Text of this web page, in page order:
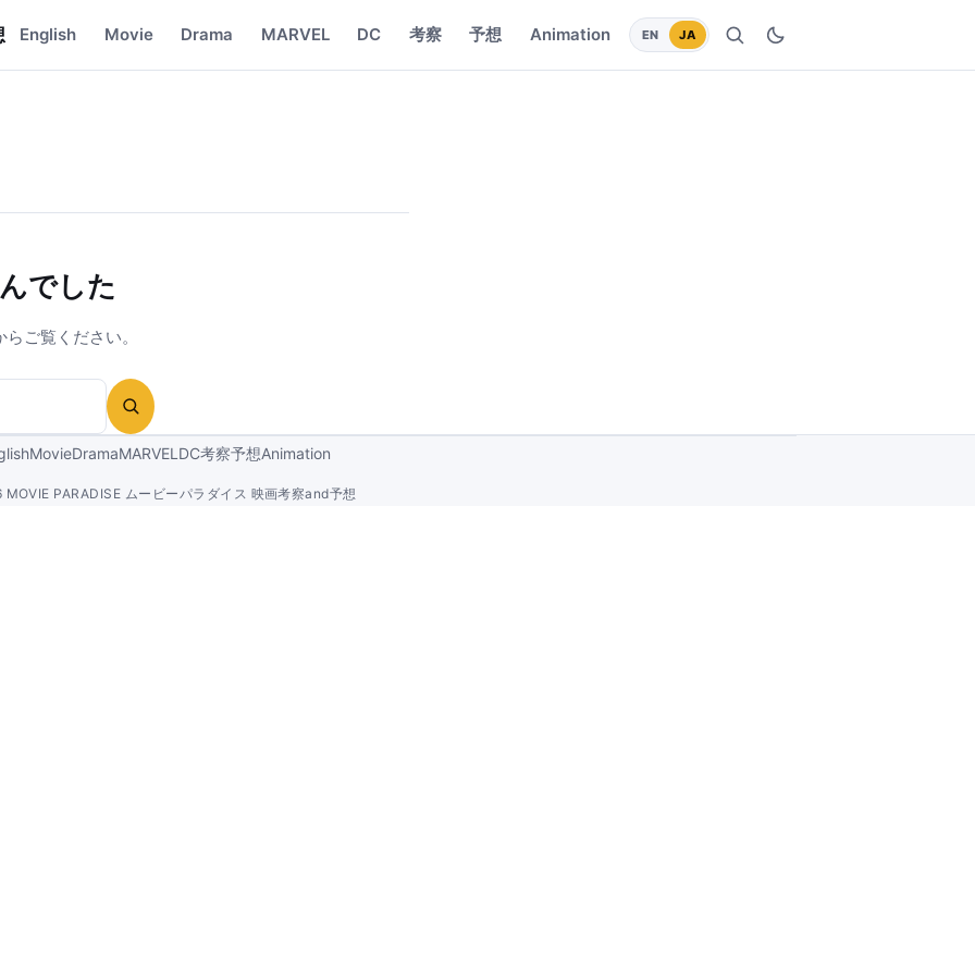
English Movie Drama MARVEL DC 考察 予想 Animation EN JA 検索 ダークモードに切り替え
でした
ご覧ください。
検索
MovieDramaMARVEL DC考察予想Animation
PARADISE ムービーパラダイス 映画考察and予想